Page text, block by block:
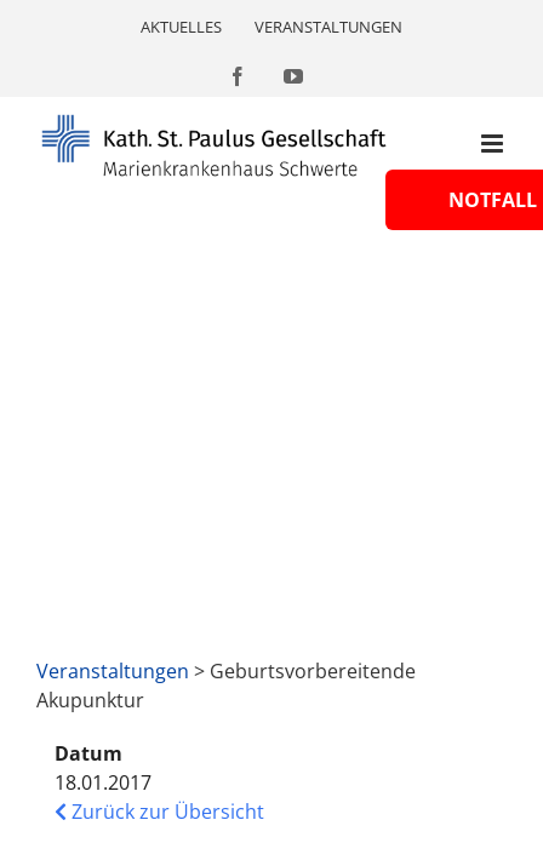
AKTUELLES VERANSTALTUNGEN
FacebookYouTube
Veranstaltungen > Geburtsvorbereitende
Akupunktur
Datum
18.01.2017
Zurück zur Übersicht
NOTFALL